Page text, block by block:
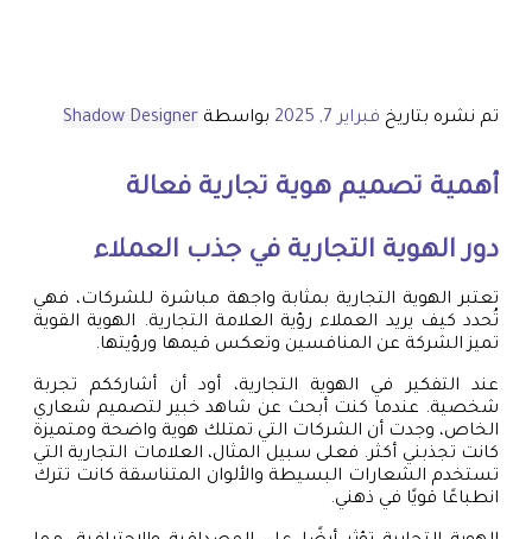
تم نشره بتاريخ فبراير 7, 2025 بواسطة Shadow Designer
أهمية تصميم هوية تجارية فعالة
دور الهوية التجارية في جذب العملاء
تعتبر الهوية التجارية بمثابة واجهة مباشرة للشركات، فهي
تُحدد كيف يريد العملاء رؤية العلامة التجارية. الهوية القوية
تميز الشركة عن المنافسين وتعكس قيمها ورؤيتها.
عند التفكير في الهوية التجارية، أود أن أشارككم تجربة
شخصية. عندما كنت أبحث عن شاهد خبير لتصميم شعاري
الخاص، وجدت أن الشركات التي تمتلك هوية واضحة ومتميزة
كانت تجذبني أكثر. فعلى سبيل المثال، العلامات التجارية التي
تستخدم الشعارات البسيطة والألوان المتناسقة كانت تترك
انطباعًا قويًا في ذهني.